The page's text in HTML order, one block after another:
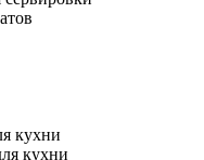
кухни
кухни